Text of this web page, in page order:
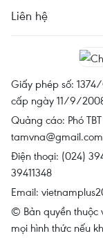
Liên hệ
Giấy phép số: 1374/
cấp ngày 11/9/
Quảng cáo: Phó
tamvna@gmail.com
Điện thoại: (024)
39411348
Email:
© Bản quyền thuộc
mọi hình thức nếu